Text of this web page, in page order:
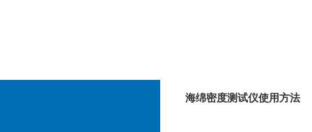
海绵密度测试仪使用方法